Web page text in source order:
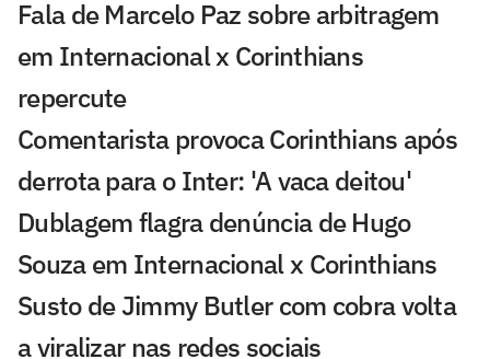
Fala de Marcelo Paz sobre arbitragem
em Internacional x Corinthians
repercute
Comentarista provoca Corinthians após
derrota para o Inter: 'A vaca deitou'
Dublagem flagra denúncia de Hugo
Souza em Internacional x Corinthians
Susto de Jimmy Butler com cobra volta
a viralizar nas redes sociais